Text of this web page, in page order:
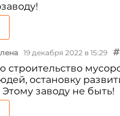
19 декабря 2022 в 15:29
строительство
остановку
заводу не быть!